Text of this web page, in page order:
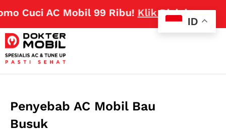
Cuci AC Mobil 99 Ribu!Klik Disini
Penyebab AC Mobil Bau
Busuk
ID